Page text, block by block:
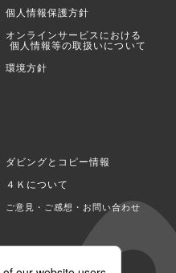
個人情報保護方針
オンラインサービスにおける
個人情報等の取扱いについて
環境方針
ダビングとコピー情報
４Ｋについて
ご意見・ご感想・お問い合わせ